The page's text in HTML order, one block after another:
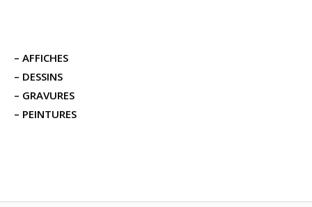
– AFFICHES
– DESSINS
– GRAVURES
– PEINTURES